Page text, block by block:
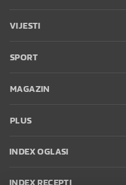
VIJESTI
SPORT
MAGAZIN
PLUS
INDEX OGLASI
INDEX RECEPTI